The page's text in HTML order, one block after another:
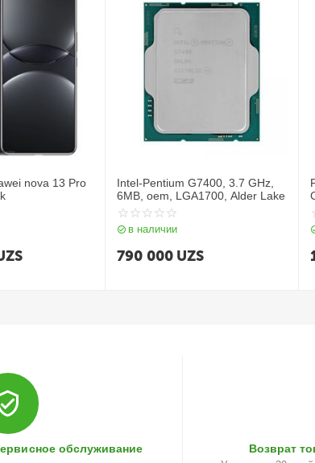
nova 13 Pro
Intel-Pentium G7400, 3.7 GHz,
6MB, oem, LGA1700, Alder Lake
в наличии
790 000 UZS
обслуживание Возврат